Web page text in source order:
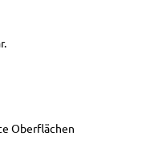
Oberflächen